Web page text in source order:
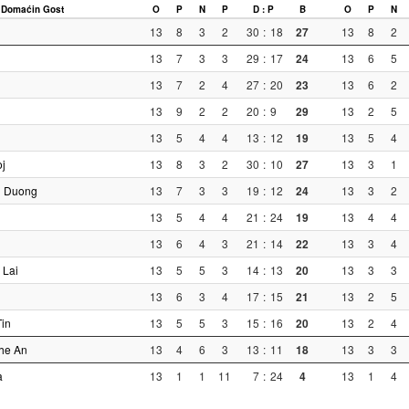
Domaćin Gost O P N P D : P B O P N
13 8 3 2 30 : 18 27 13 8
2
13
7 3 3 29 : 17 24 13 6
5
13
7 2 4 27 : 20 23 13 6
2
13
9 2 2 20 : 9 29 13 2
5
13
5 4 4 13 : 12 19 13 5
4
13 8 3 2 30 : 10 27 13 3
1
Duong
13 7 3 3 19 : 12 24 13 3
2
13
5 4 4 21 : 24 19 13 4
4
13
6 4 3 21 : 14 22 13 3
4
13 5 5 3 14 : 13 20 13 3
3
13
6 3 4 17 : 15 21 13 2
5
13 5 5 3 15 : 16 20 13 2
4
An
13 4 6 3 13 : 11 18 13 3
3
13 1 1 11 7 : 24 4 13 1 4